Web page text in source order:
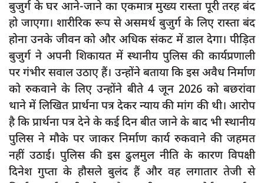
बुजुर्ग के घर आने-जाने का एकमात्र मुख्य रास्ता पूरी तरह बंद
हो जाएगा। शारीरिक रूप से असमर्थ बुजुर्ग के लिए रास्ता बंद
होना उनके जीवन को और अधिक संकट में डाल देगा। पीड़ित
बुजुर्ग ने अपनी शिकायत में स्थानीय पुलिस की कार्यप्रणाली
पर गंभीर सवाल उठाए हैं। उन्होंने बताया कि इस अवैध निर्माण
को रुकवाने के लिए उन्होंने बीते 4 जून 2026 को बछरांवा
थाने में लिखित प्रार्थना पत्र देकर न्याय की मांग की थी। आरोप
है कि प्रार्थना पत्र देने के कई दिन बीत जाने के बाद भी स्थानीय
पुलिस ने मौके पर जाकर निर्माण कार्य रुकवाने की जहमत
नहीं उठाई। पुलिस की इस ढुलमुल नीति के कारण विपक्षी
दिनेश गुप्ता के हौसले बुलंद हैं और वह लगातार तेजी से